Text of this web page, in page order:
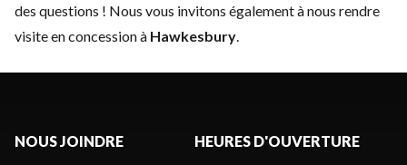
des questions ! Nous vous invitons également à nous rendre
visite en concession à Hawkesbury
NOUS JOINDRE HEURES D'OUVERTURE